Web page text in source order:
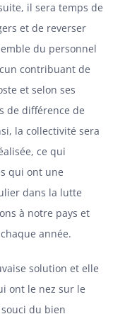
il sera temps de
et de reverser
du personnel
contribuant de
et selon ses
de différence de
la collectivité sera
ce qui
qui ont une
dans la lutte
à notre pays et
année.
solution et elle
ont le nez sur le
du bien